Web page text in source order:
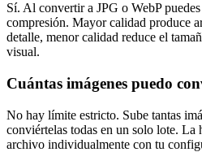
Sí. Al convertir a JPG o WebP
compresión. Mayor calidad produce
detalle, menor calidad reduce el
visual.
Cuántas imágenes puedo
No hay límite estricto. Sube tantas
conviértelas todas en un solo lote. La
archivo individualmente con tu